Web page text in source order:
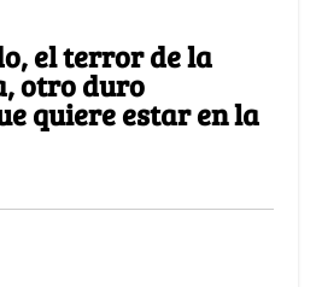
el terror de la
otro duro
quiere estar en la